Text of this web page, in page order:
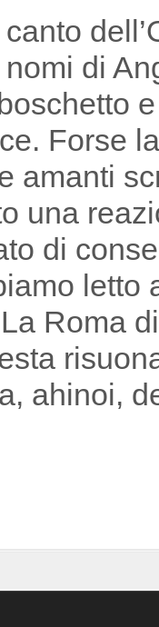
di
Forse
amanti
una
di
letto
Roma
ahinoi,